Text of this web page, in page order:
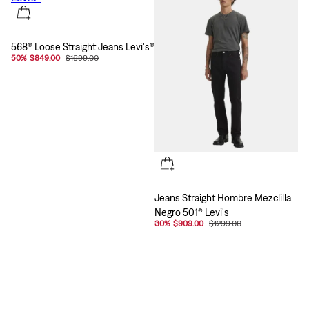
568® Loose Straight Jeans Levi's®
50% $849.00 $1699.00
Jeans Straight Hombre Mezclilla
Negro 501® Levi's
30% $909.00 $1299.00